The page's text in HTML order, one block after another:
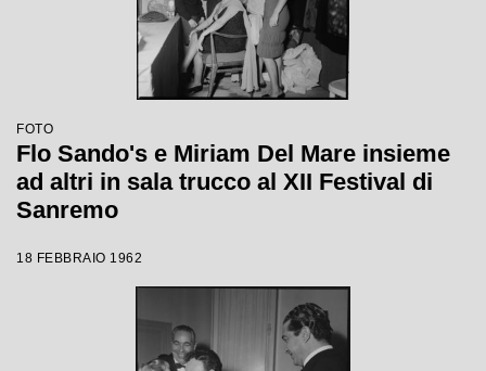
FOTO
Flo Sando's e Miriam Del Mare insieme
ad altri in sala trucco al XII Festival di
Sanremo
18 FEBBRAIO 1962